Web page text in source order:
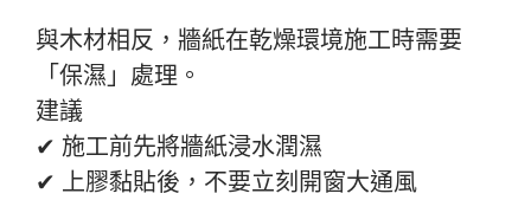
與木材相反，牆紙在乾燥環境施工時需要
「保濕」處理。
建議
✔ 施工前先將牆紙浸水潤濕
✔ 上膠黏貼後，不要立刻開窗大通風